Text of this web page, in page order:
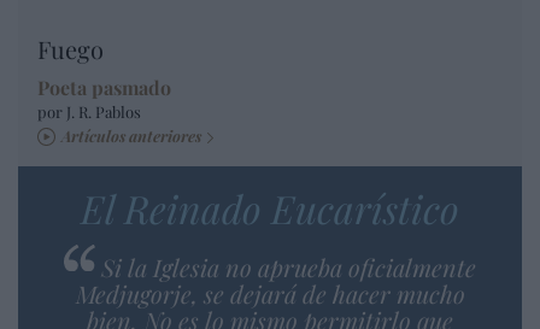
Fuego
Poeta pasmado
por J. R. Pablos
Artículos anteriores
El Reinado Eucarístico
Si la Iglesia no aprueba oficialmente
Medjugorje, se dejará de hacer mucho
bien. No es lo mismo permitirlo que